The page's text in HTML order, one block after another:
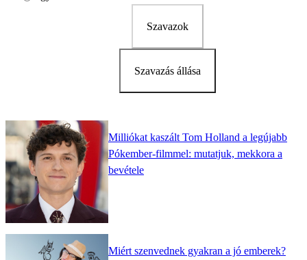
Szavazok
Szavazás állása
Milliókat kaszált Tom Holland a legújabb
Pókember-filmmel: mutatjuk, mekkora a
bevétele
Miért szenvednek gyakran a jó emberek?